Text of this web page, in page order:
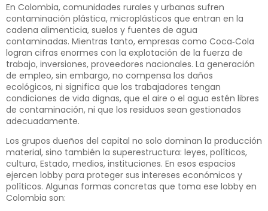
En Colombia, comunidades rurales y urbanas sufren
contaminación plástica, microplásticos que entran en la
cadena alimenticia, suelos y fuentes de agua
contaminadas. Mientras tanto, empresas como Coca‑Cola
logran cifras enormes con la explotación de la fuerza de
trabajo, inversiones, proveedores nacionales. La generación
de empleo, sin embargo, no compensa los daños
ecológicos, ni significa que los trabajadores tengan
condiciones de vida dignas, que el aire o el agua estén libres
de contaminación, ni que los residuos sean gestionados
adecuadamente.
Los grupos dueños del capital no solo dominan la producción
material, sino también la superestructura: leyes, políticos,
cultura, Estado, medios, instituciones. En esos espacios
ejercen lobby para proteger sus intereses económicos y
políticos. Algunas formas concretas que toma ese lobby en
Colombia son: